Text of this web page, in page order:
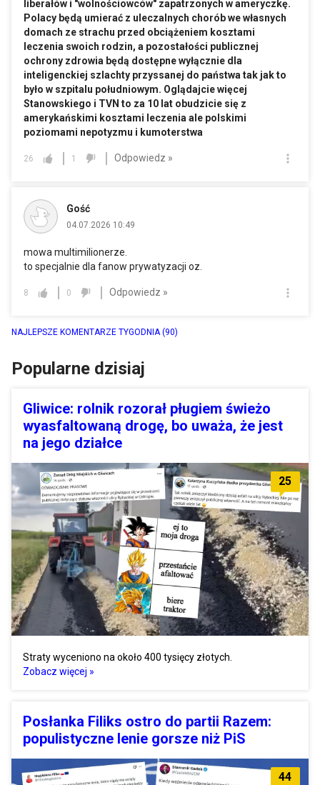
liberałów i "wolnościowców" zapatrzonych w ameryczkę.
Polacy będą umierać z uleczalnych chorób we własnych
domach ze strachu przed obciążeniem kosztami
leczenia swoich rodzin, a pozostałości publicznej
ochrony zdrowia będą dostępne wyłącznie dla
inteligenckiej szlachty przyssanej do państwa tak jak to
było w szpitalu południowym. Oglądajcie więcej
Stanowskiego i TVN to za 10 lat obudzicie się z
amerykańskimi kosztami leczenia ale polskimi
poziomami nepotyzmu i kumoterstwa
26 1 Odpowiedz »
Gość
04.07.2026 10:49
mowa multimilionerze.
to specjalnie dla fanow prywatyzacji oz.
8 0 Odpowiedz »
NAJLEPSZE KOMENTARZE TYGODNIA (90)
Popularne dzisiaj
Gliwice: rolnik rozorał pługiem świeżo
wyasfaltowaną drogę, bo uważa, że jest
na jego działce
25
Straty wyceniono na około 400 tysięcy złotych.
Zobacz więcej »
Posłanka Filiks ostro do partii Razem:
populistyczne lenie gorsze niż PiS
44